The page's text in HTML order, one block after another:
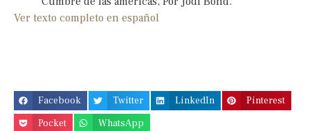
Ver texto completo en español
Facebook Twitter LinkedIn
Pinterest
Pocket
WhatsApp